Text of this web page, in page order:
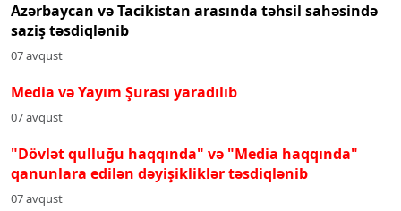
Azərbaycan və Tacikistan arasında təhsil sahəsində
saziş təsdiqlənib
07 avqust
Media və Yayım Şurası yaradılıb
07 avqust
"Dövlət qulluğu haqqında" və "Media haqqında"
qanunlara edilən dəyişikliklər təsdiqlənib
07 avqust